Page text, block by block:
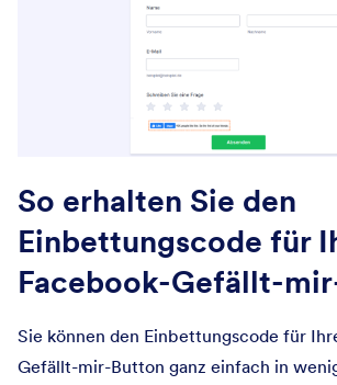
So erhalten Sie den
Einbettungscode für
Facebook-Gefällt-
Sie können den Einbettungscode für
Gefällt-mir-Button ganz einfach in